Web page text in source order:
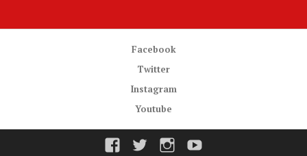
Facebook
Twitter
Instagram
Youtube
FacebookTwitterInstagram